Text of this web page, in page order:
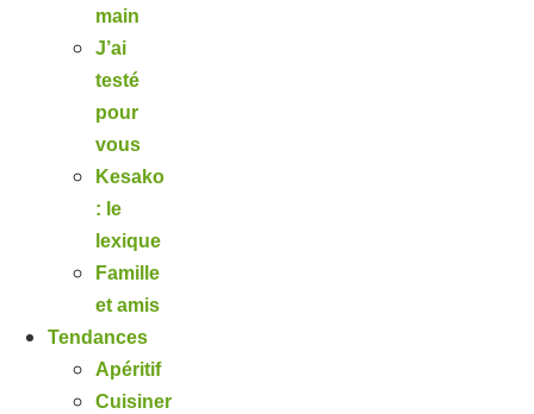
main
J’ai
testé
pour
vous
Kesako
: le
lexique
Famille
et amis
Tendances
Apéritif
Cuisiner